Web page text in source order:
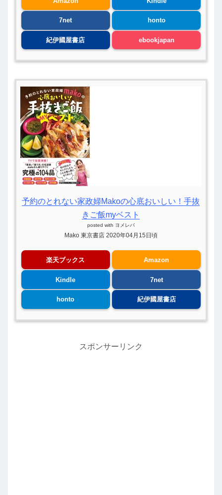
7net honto
紀伊國屋書店 ebookjapan
予約のとれない家政婦Makoの心底おいしい！手抜
きご飯myベスト
posted with ヨメレバ
Mako 東京書店 2020年04月15日頃
楽天ブックス Amazon
Kindle 7net
honto 紀伊國屋書店
スポンサーリンク